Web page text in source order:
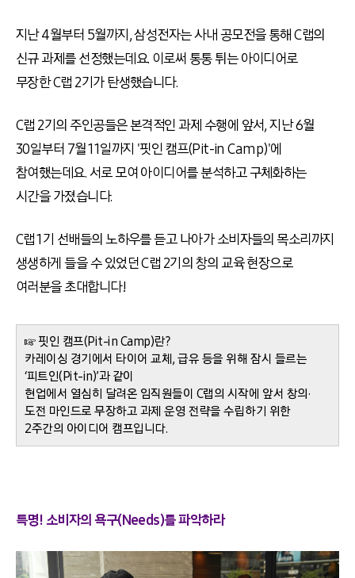
지난 4월부터 5월까지, 삼성전자는 사내 공모전을 통해 C랩의
신규 과제를 선정했는데요. 이로써 통통 튀는 아이디어로
무장한 C랩 2기가 탄생했습니다.
C랩 2기의 주인공들은 본격적인 과제 수행에 앞서, 지난 6월
30일부터 7월 11일까지 '핏인 캠프(Pit-in Camp)'에
참여했는데요. 서로 모여 아이디어를 분석하고 구체화하는
시간을 가졌습니다.
C랩 1기 선배들의 노하우를 듣고 나아가 소비자들의 목소리까지
생생하게 들을 수 있었던 C랩 2기의 창의 교육 현장으로
여러분을 초대합니다!
☞ 핏인 캠프(Pit-in Camp)란?
카레이싱 경기에서 타이어 교체, 급유 등을 위해 잠시 들르는
‘피트인(Pit-in)’과 같이
현업에서 열심히 달려온 임직원들이 C랩의 시작에 앞서 창의·
도전 마인드로 무장하고 과제 운영 전략을 수립하기 위한
2주간의 아이디어 캠프입니다.
특명! 소비자의 욕구(Needs)를 파악하라